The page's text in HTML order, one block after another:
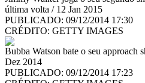
última volta / 12 Jan 2015
PUBLICADO: 09/12/2014 17:30
CRÉDITO: GETTY IMAGES
Bubba Watson bate o seu approach
Dez 2014
PUBLICADO: 09/12/2014 17:23